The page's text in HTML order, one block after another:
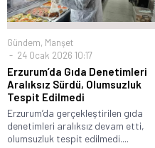
Gündem, Manşet
24 Ocak 2026 10:17
Erzurum’da Gıda Denetimleri
Aralıksız Sürdü, Olumsuzluk
Tespit Edilmedi
Erzurum’da gerçekleştirilen gıda
denetimleri aralıksız devam etti,
olumsuzluk tespit edilmedi....